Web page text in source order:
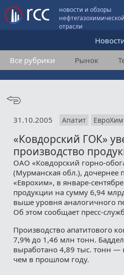
новости и обзоры
нефтегазохимической
отрасли
Аналитика и
Подписка
Все рубрики Рынок
31.10.2005 Апатит ЕвроХим
«Ковдорский ГОК»
производство
ОАО «Ковдорский горно-
(Мурманская обл.), дочернее
«Еврохим», в январе-
продукции на сумму 6,94
выше уровня аналогичного
Об этом сообщает пресс-
Производство апатитового
7,9% до 1,46 млн тонн.
выработано 4,89 тыс. тонн —
чем в прошлом году.